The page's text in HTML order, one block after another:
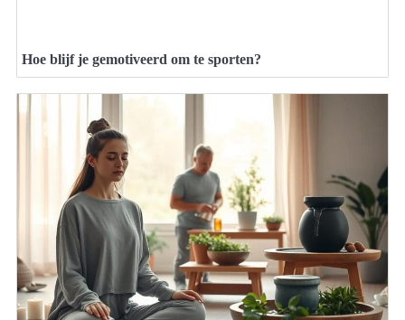
Hoe blijf je gemotiveerd om te sporten?